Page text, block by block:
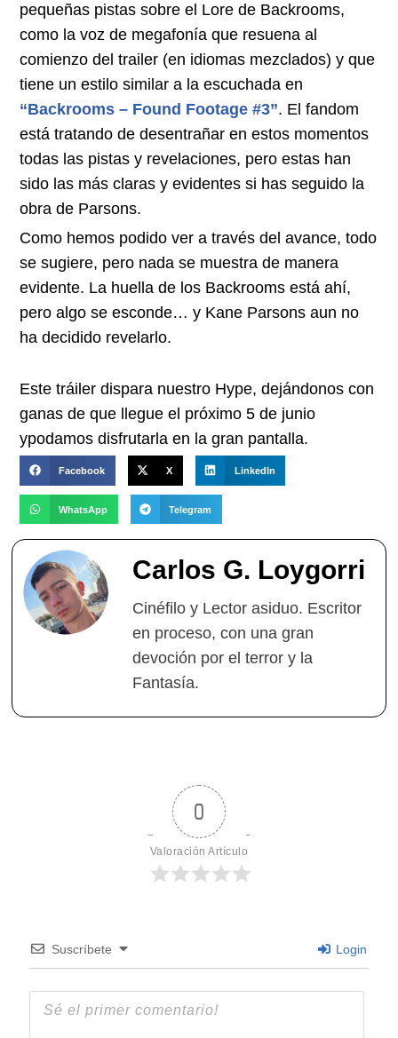
pequeñas pistas sobre el Lore de Backrooms,
como la voz de megafonía que resuena al
comienzo del trailer (en idiomas mezclados) y que
tiene un estilo similar a la escuchada en
“Backrooms – Found Footage #3”. El fandom
está tratando de desentrañar en estos momentos
todas las pistas y revelaciones, pero estas han
sido las más claras y evidentes si has seguido la
obra de Parsons.
Como hemos podido ver a través del avance, todo
se sugiere, pero nada se muestra de manera
evidente. La huella de los Backrooms está ahí,
pero algo se esconde… y Kane Parsons aun no
ha decidido revelarlo.
Este tráiler dispara nuestro Hype, dejándonos con
ganas de que llegue el próximo 5 de junio
ypodamos disfrutarla en la gran pantalla.
Facebook X LinkedIn
WhatsApp Telegram
Carlos G. Loygorri
Cinéfilo y Lector asiduo. Escritor
en proceso, con una gran
devoción por el terror y la
Fantasía.
0
Valoración Artículo
Suscríbete Login